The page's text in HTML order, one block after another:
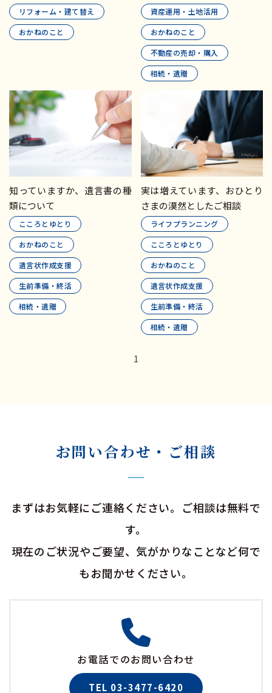
リフォーム・建て替え
おかねのこと
資産運用・土地活用
おかねのこと
不動産の売却・購入
相続・遺贈
知っていますか、遺言書の種
類について
こころとゆとり
おかねのこと
遺言状作成支援
生前準備・終活
相続・遺贈
実は増えています、おひとり
さまの漠然としたご相談
ライフプランニング
こころとゆとり
おかねのこと
遺言状作成支援
生前準備・終活
相続・遺贈
1
お問い合わせ・ご相談
まずはお気軽にご連絡ください。ご相談は無料で
す。
現在のご状況やご要望、気がかりなことなど何で
もお聞かせください。
お電話でのお問い合わせ
TEL 03-3477-6420